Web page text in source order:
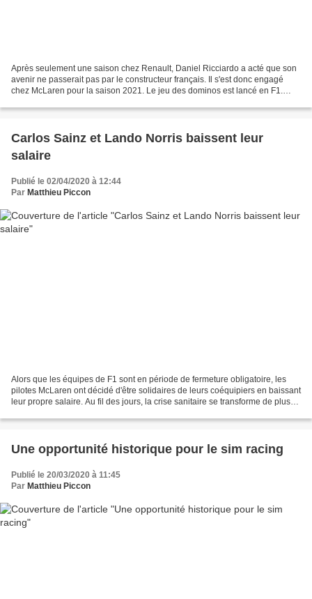
Après seulement une saison chez Renault, Daniel Ricciardo a acté que son
avenir ne passerait pas par le constructeur français. Il s'est donc engagé
chez McLaren pour la saison 2021. Le jeu des dominos est lancé en F1.
Carlos Sainz et Lando Norris baissent leur
salaire
Publié le 02/04/2020 à 12:44
Par Matthieu Piccon
Alors que les équipes de F1 sont en période de fermeture obligatoire, les
pilotes McLaren ont décidé d'être solidaires de leurs coéquipiers en baissant
leur propre salaire. Au fil des jours, la crise sanitaire se transforme de plus
Une opportunité historique pour le sim racing
Publié le 20/03/2020 à 11:45
Par Matthieu Piccon